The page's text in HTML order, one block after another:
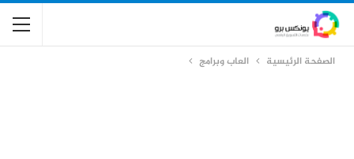
الصفحة الرئيسية العاب وبرامج